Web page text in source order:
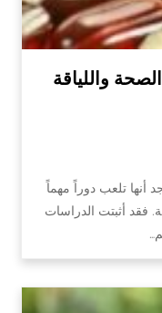
واللياقة
أنها تلعب دوراً مهماً
فقد أثبتت الدراسات